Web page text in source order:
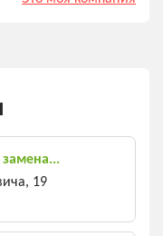
замена...
19